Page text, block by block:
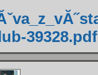
39328.pdf